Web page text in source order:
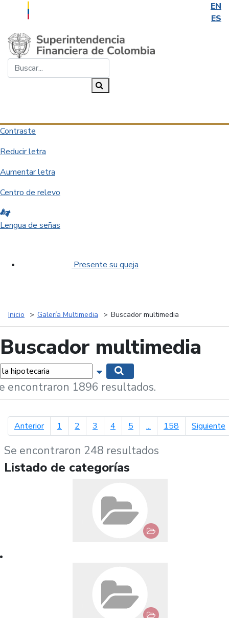
EN
ES
Saltar al contenido principal
Contraste
Reducir letra
Aumentar letra
Centro de relevo
Lengua de señas
Presente su queja
Inicio Galería Multimedia Buscador multimedia
Buscador multimedia
Mostrar opciones de búsqueda
encontraron 1896 resultados.
Anteriorpágina anterior
1 2 3 4 5 ... 158 Siguiente
Se encontraron 248 resultados
Listado de categorías